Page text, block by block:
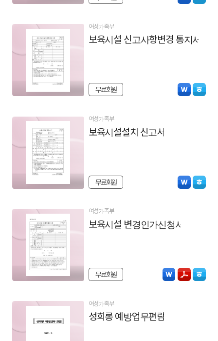
여성가족부
보육시설 신고사항변경 통지서
무료회원
여성가족부
보육시설설치 신고서
무료회원
여성가족부
보육시설 변경인가신청서
무료회원
여성가족부
성희롱 예방업무편람